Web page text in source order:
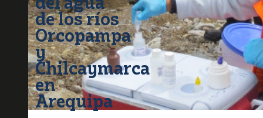
de los ríos
Orcopampa
y
Chilcaymarca
en
Arequipa